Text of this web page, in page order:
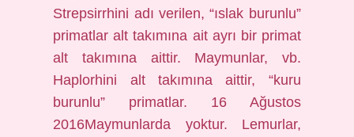
Strepsirrhini adı verilen, “ıslak burunlu”
primatlar alt takımına ait ayrı bir primat
alt takımına aittir. Maymunlar, vb.
Haplorhini alt takımına aittir, “kuru
burunlu” primatlar. 16 Ağustos
2016Maymunlarda yoktur. Lemurlar,